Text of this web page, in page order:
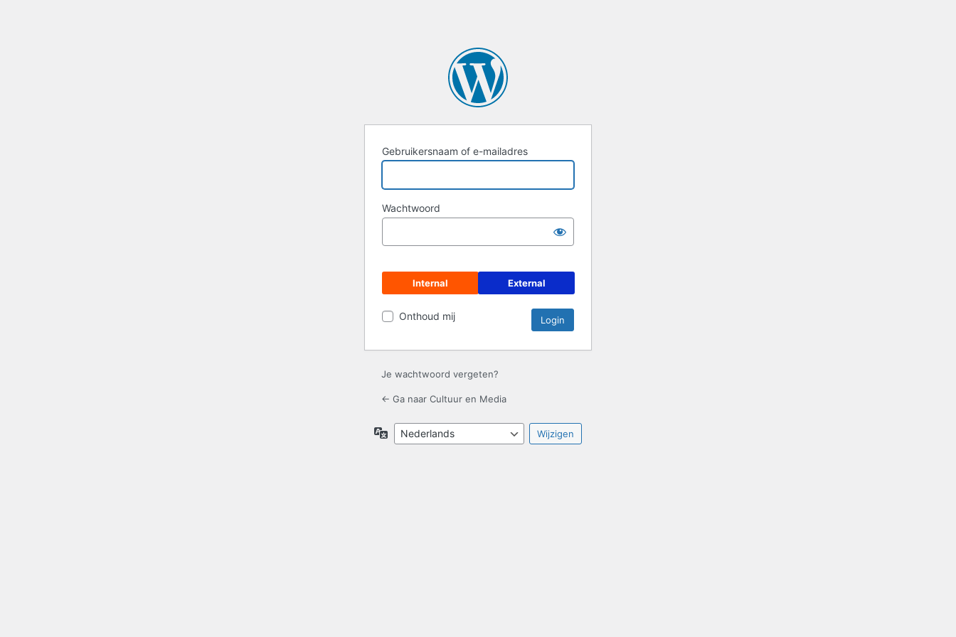
Gebruikersnaam of e-mailadres
Wachtwoord
Internal External
Onthoud mij
Je wachtwoord vergeten?
← Ga naar Cultuur en Media
Taal